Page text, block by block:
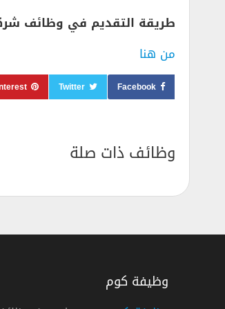
طريقة التقديم في وظائف
من هنا
Facebook
Twitter
وظائف ذات صلة
وظيفة كوم